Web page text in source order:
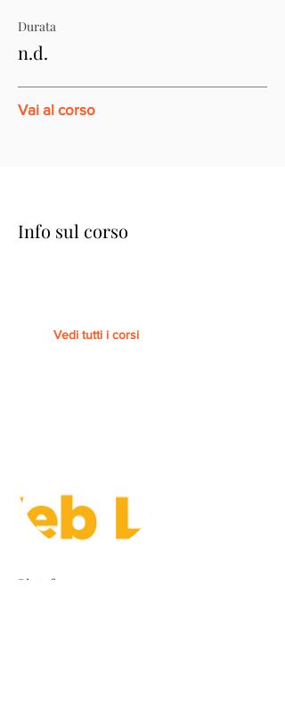
Durata
n.d.
Vai al corso
Info sul corso
Vedi tutti i corsi
Piattaforma